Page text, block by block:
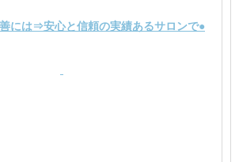
には⇒安心と信頼の実績あるサロンで●